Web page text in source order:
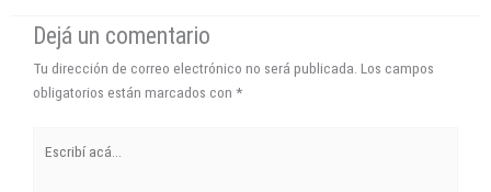
Dejá un comentario
Tu dirección de correo electrónico no será publicada. Los campos
obligatorios están marcados con *
acá...